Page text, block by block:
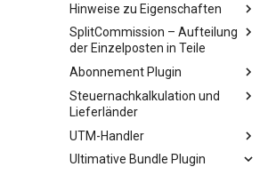
Hinweise zu Eigenschaften
SplitCommission – Aufteilung
der Einzelposten in Teile
Abonnement Plugin
Steuernachkalkulation und
Lieferländer
UTM-Handler
Ultimative Bundle Plugin